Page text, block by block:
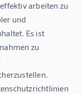
arbeiten zu
und
Es ist
zu